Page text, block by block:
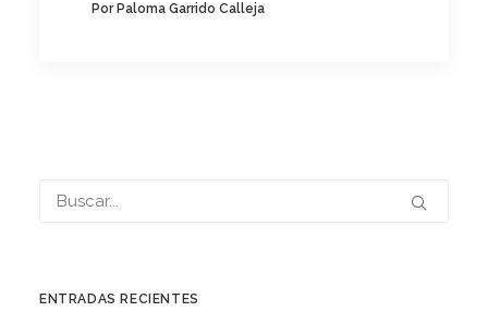
Por Paloma Garrido Calleja
ENTRADAS RECIENTES